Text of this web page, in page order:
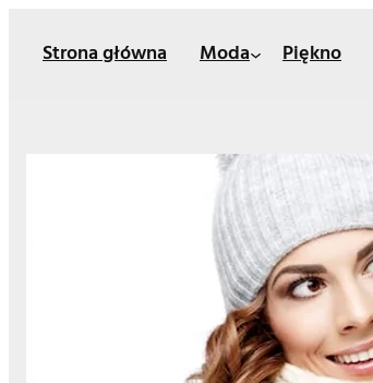
Strona główna Moda Piękno